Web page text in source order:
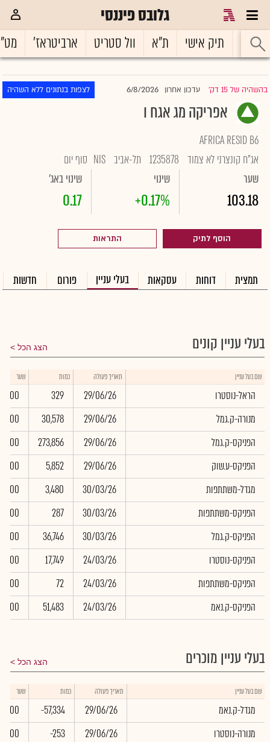
גלובס פיננסי
ראשי תיק אישי ת"א וול סטריט ארביטראז'
בהשהיה של 15 דק' |עדכון אחרון 6/8/2026 לצפות בנתונים ללא השהיה
אפריקה מג אגח ו
AFRICA RESID B6
אג"ח קונצרני לא צמוד 1235878 תל-אביב NIS סוף יום
שער
103.18
שינוי
+0.17%
שינוי באג'
0.17
הוסף לתיק התראות
תמצית דוחות עסקאות בעלי עניין פורום חדשות
בעלי עניין קונים הצג הכל
שם בעל עניין תאריך פעולה כמות שער
הראל-נוסטרו 29/06/26
329
0.00
מנורה-ק.גמל
29/06/26
30,578
0.00
הפניקס-ק.גמל
29/06/26
273,856
0.00
הפניקס-ע.שוק
29/06/26
5,852
0.00
מגדל-משתתפות
30/03/26
3,480
0.00
הפניקס-משתתפות
30/03/26
287
0.00
הפניקס-ק.גמל
30/03/26
36,746
0.00
הפניקס-נוסטרו
24/03/26
17,749
0.00
הפניקס-משתתפות
24/03/26
72
0.00
הפניקס-ק.נאמ
24/03/26
51,483
0.00
בעלי עניין מוכרים הצג הכל
שם בעל עניין תאריך פעולה כמות שער
מגדל-ק.נאמ 29/06/26
-57,334
0.00
מנורה-נוסטרו
29/06/26
-253
0.00